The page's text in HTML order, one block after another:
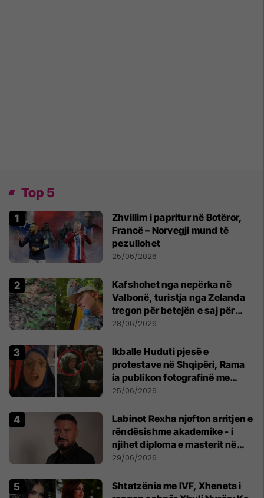
Top 5
Zhvillim i papritur në Botëror,
Francë – Norvegji mund të
pezullohet
25/06/2026
Kafshohet nga nepërka në
Valbonë, turistja nga Zelanda
tregon për betejën e saj për
mbijetesë
28/06/2026
Ikballe Huduti pjesë e
protestave në Shqipëri, Rama
ia publikon fotografinë me
Ahmadinejadin e Iranit
25/06/2026
Labinot Rexha njofton arritjen e
rëndësishme akademike - i
njihet diploma e masterit në
Psikologji në Zvicër
29/06/2026
Shtatzënia me IVF, Xheneta i